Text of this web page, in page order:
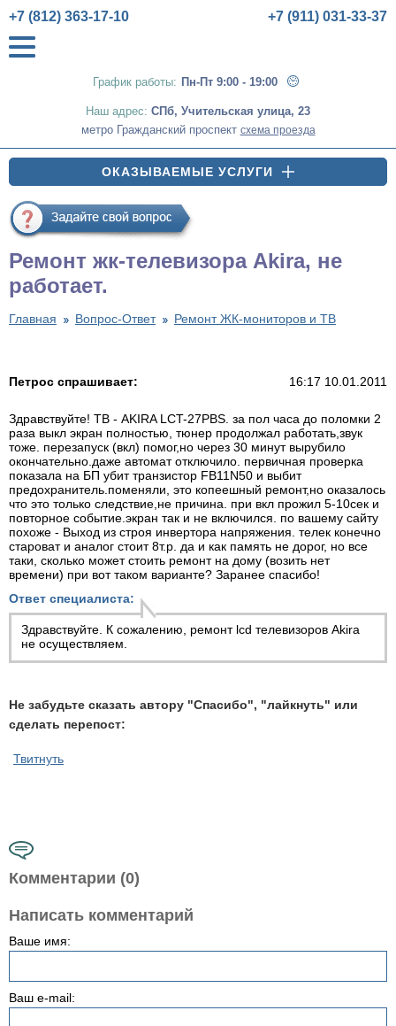
График работы: Пн-Пт 9:00 - 19:00
+7 (812) 363-17-10 +7 (911) 031-33-37
Наш адрес: СПб, Учительская улица, 23
метро Гражданский проспект схема проезда
ОКАЗЫВАЕМЫЕ УСЛУГИ
Ремонт жк-телевизора Akira, не
работает.
Главная Вопрос-Ответ Ремонт ЖК-мониторов и ТВ
Петрос спрашивает: 16:17 10.01.2011
Здравствуйте! ТВ - AKIRA LCT-27PBS. за пол часа до поломки 2
раза выкл экран полностью, тюнер продолжал работать,звук
тоже. перезапуск (вкл) помог,но через 30 минут вырубило
окончательно.даже автомат отключило. первичная проверка
показала на БП убит транзистор FB11N50 и выбит
предохранитель.поменяли, это копеешный ремонт,но оказалось
что это только следствие,не причина. при вкл прожил 5-10сек и
повторное событие.экран так и не включился. по вашему сайту
похоже - Выход из строя инвертора напряжения. телек конечно
староват и аналог стоит 8т.р. да и как память не дорог, но все
таки, сколько может стоить ремонт на дому (возить нет
времени) при вот таком варианте? Заранее спасибо!
Ответ специалиста:
Здравствуйте. К сожалению, ремонт lcd телевизоров Akira
не осуществляем.
Не забудьте сказать автору "Спасибо", "лайкнуть" или
сделать перепост:
Твитнуть
Комментарии (0)
Написать комментарий
Ваше имя:
Ваш e-mail: